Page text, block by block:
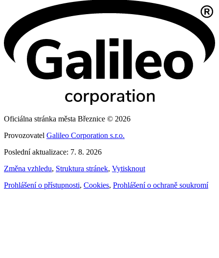
Oficiálna stránka města Březnice © 2026
Provozovatel Galileo Corporation s.r.o.
Poslední aktualizace: 7. 8. 2026
Změna vzhledu, Struktura stránek, Vytisknout
Prohlášení o přístupnosti, Cookies, Prohlášení o ochraně soukromí